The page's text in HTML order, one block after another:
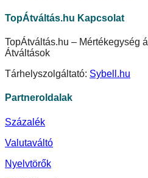
TopÁtváltás.hu Kapcsolat
TopÁtváltás.hu – Mértékegység
Átváltások
Tárhelyszolgáltató: Sybell.hu
Partneroldalak
Százalék
Valutaváltó
Nyelvtörők